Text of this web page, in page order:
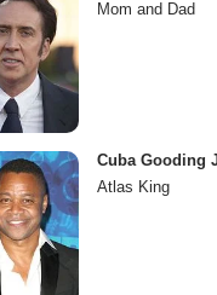
Mom and Dad
Cuba Gooding
Atlas King